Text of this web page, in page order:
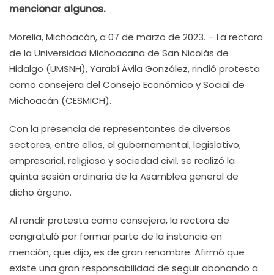
mencionar algunos.
Morelia, Michoacán, a 07 de marzo de 2023. – La rectora
de la Universidad Michoacana de San Nicolás de
Hidalgo (UMSNH), Yarabí Ávila González, rindió protesta
como consejera del Consejo Económico y Social de
Michoacán (CESMICH).
Con la presencia de representantes de diversos
sectores, entre ellos, el gubernamental, legislativo,
empresarial, religioso y sociedad civil, se realizó la
quinta sesión ordinaria de la Asamblea general de
dicho órgano.
Al rendir protesta como consejera, la rectora de
congratuló por formar parte de la instancia en
mención, que dijo, es de gran renombre. Afirmó que
existe una gran responsabilidad de seguir abonando a